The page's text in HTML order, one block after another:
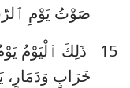
صَوْتُ يَوْمِ
15
ذَلِكَ ٱلْيَوْمُ
خَرَابٍ وَدَمَارٍ،